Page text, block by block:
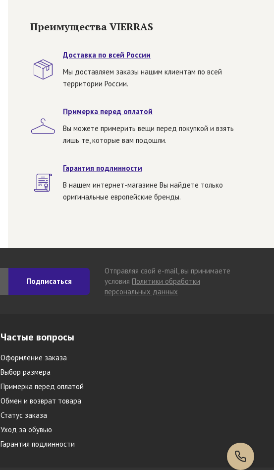
Преимущества VIERRAS
Доставка по всей России
Мы доставляем заказы нашим клиентам по всей
территории России.
Примерка перед оплатой
Вы можете примерить вещи перед покупкой и взять
лишь те, которые вам подошли.
Гарантия подлинности
В нашем интернет-магазине Вы найдете только
оригинальные европейские бренды.
Подписаться
Отправляя свой e-mail, вы принимаете
условия Политики обработки
персональных данных
Частые вопросы
Оформление заказа
Выбор размера
Примерка перед оплатой
Обмен и возврат товара
Статус заказа
Уход за обувью
Гарантия подлинности